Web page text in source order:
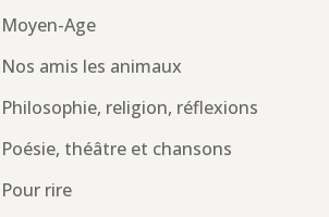
Moyen-Age
Nos amis les animaux
Philosophie, religion, réflexions
Poésie, théâtre et chansons
Pour rire